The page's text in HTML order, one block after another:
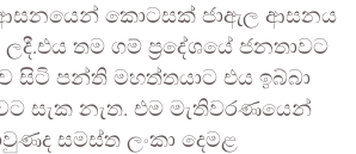
ආසනයෙන් කොටසක් ජාඇල ආසනය
තම ගම් ප්‍රදේශයේ ජනතාවට
සිටි පන්ති මහත්තයාට එය ඉබ්බා
සැක නැත. එම මැතිවරණයෙන්
සමස්ත ලංකා දෙමළ